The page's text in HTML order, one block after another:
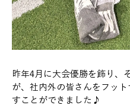
昨年4月に大会優勝を飾り、
が、社内外の皆さんをフッ
すことができました♪